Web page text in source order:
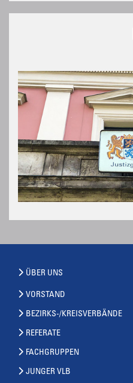
ÜBER UNS
VORSTAND
BEZIRKS-/KREISVERBÄNDE
REFERATE
FACHGRUPPEN
JUNGER VLB